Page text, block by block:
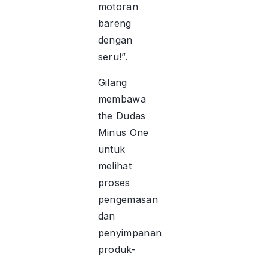
motoran
bareng
dengan
seru!”.
Gilang
membawa
the Dudas
Minus One
untuk
melihat
proses
pengemasan
dan
penyimpanan
produk-